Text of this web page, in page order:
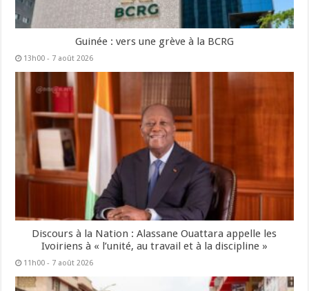
Guinée : vers une grève à la BCRG
13h00 - 7 août 2026
Discours à la Nation : Alassane Ouattara appelle les
Ivoiriens à « l’unité, au travail et à la discipline »
11h00 - 7 août 2026